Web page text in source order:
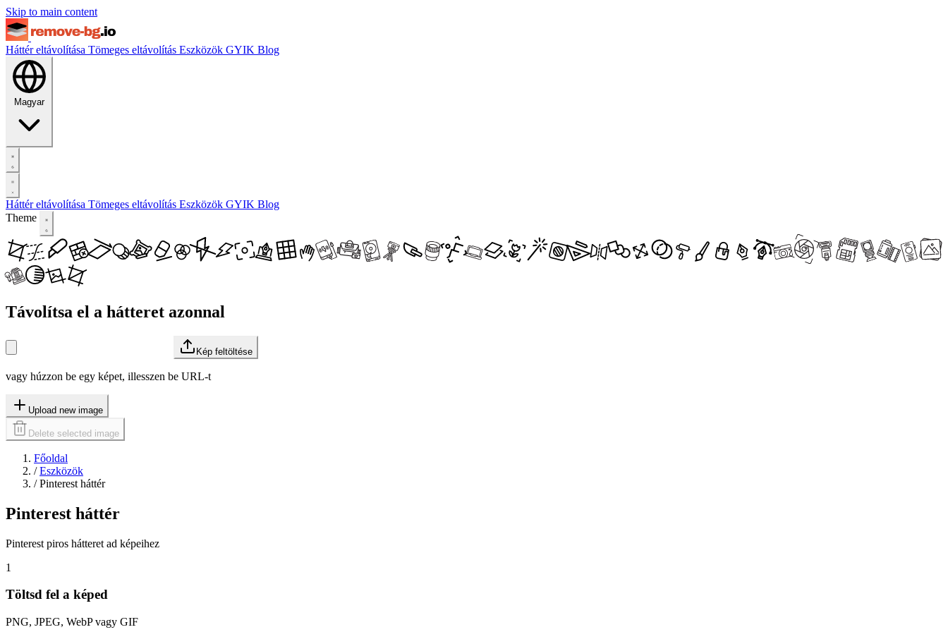
Skip to main content
Háttér eltávolítása Tömeges eltávolítás Eszközök GYIK Blog
Magyar
Háttér eltávolítása Tömeges eltávolítás Eszközök GYIK Blog
Theme
Távolítsa el a hátteret azonnal
Kép feltöltése
vagy húzzon be egy képet, illesszen be URL-t
Upload new image
Delete selected image
Főoldal
/ Eszközök
/ Pinterest háttér
Pinterest háttér
Pinterest piros hátteret ad képeihez
1
Töltsd fel a képed
PNG, JPEG, WebP vagy GIF